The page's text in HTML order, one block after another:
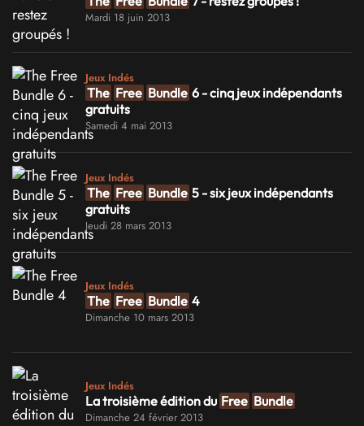
Mardi 18 juin 2013
Jeux Indés
The Free Bundle 6 - cinq jeux indépendants
gratuits
Samedi 4 mai 2013
Jeux Indés
The Free Bundle 5 - six jeux indépendants
gratuits
Jeudi 28 mars 2013
Jeux Indés
The Free Bundle 4
Dimanche 10 mars 2013
Jeux Indés
La troisième édition du Free Bundle
Dimanche 24 février 2013